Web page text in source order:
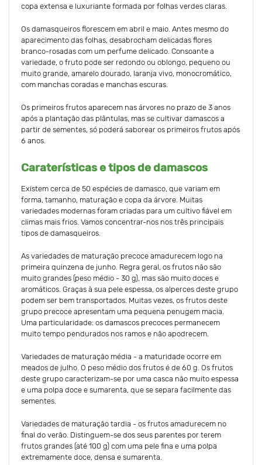
copa extensa e luxuriante formada por folhas verdes claras.
Os damasqueiros florescem em abril e maio. Antes mesmo do
aparecimento das folhas, desabrocham delicadas flores
branco-rosadas com um perfume delicado. Consoante a
variedade, o fruto pode ser redondo ou oblongo, pequeno ou
muito grande, amarelo dourado, laranja vivo, monocromático,
com manchas coradas e manchas escuras.
Os primeiros frutos aparecem nas árvores no prazo de 3 anos
após a plantação das plântulas, mas se cultivar damascos a
partir de sementes, só poderá saborear os primeiros frutos após
6 anos.
Caraterísticas e tipos de damascos
Existem cerca de 50 espécies de damasco, que variam em
forma, tamanho, maturação e copa da árvore. Muitas
variedades modernas foram criadas para um cultivo fiável em
climas mais frios. Vamos concentrar-nos nos três principais
tipos de damasqueiros.
As variedades de maturação precoce amadurecem logo na
primeira quinzena de junho. Regra geral, os frutos não são
muito grandes (peso médio - 30 g), mas são muito doces e
aromáticos. Graças à sua pele espessa, os alperces deste grupo
podem ser bem transportados. Muitas vezes, os frutos deste
grupo precoce apresentam uma pequena penugem macia.
Uma particularidade: os damascos precoces permanecem
muito tempo pendurados nos ramos e não apodrecem.
Variedades de maturação média - a maturidade ocorre em
meados de julho. O peso médio dos frutos é de 60 g. Os frutos
deste grupo caracterizam-se por uma casca não muito espessa
e uma polpa doce e sumarenta, que se separa facilmente das
sementes.
Variedades de maturação tardia - os frutos amadurecem no
final do verão. Distinguem-se dos seus parentes por terem
frutos grandes (até 100 g) com uma pele fina e uma polpa
extremamente doce, densa e sumarenta.